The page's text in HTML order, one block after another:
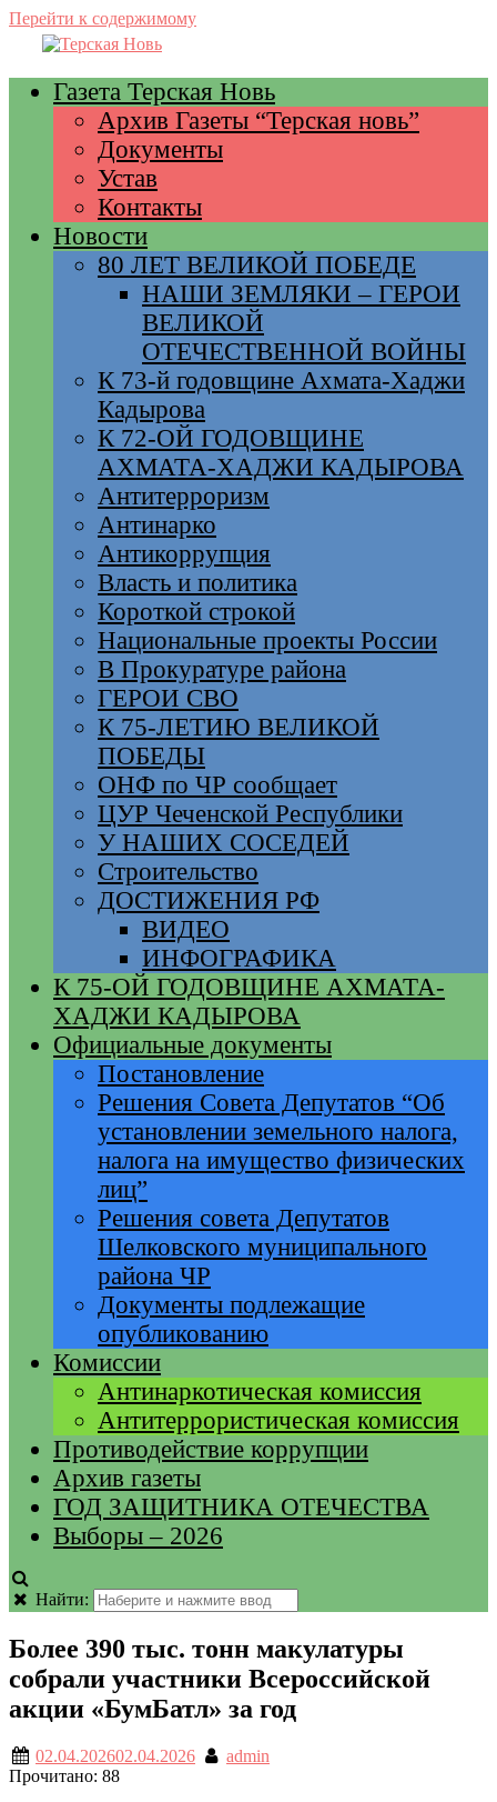
Перейти к содержимому
Газета Терская Новь
Архив Газеты “Терская новь”
Документы
Устав
Контакты
Новости
80 ЛЕТ ВЕЛИКОЙ ПОБЕДЕ
НАШИ ЗЕМЛЯКИ – ГЕРОИ
ВЕЛИКОЙ
ОТЕЧЕСТВЕННОЙ ВОЙНЫ
К 73-й годовщине Ахмата-Хаджи
Кадырова
К 72-ОЙ ГОДОВЩИНЕ
АХМАТА-ХАДЖИ КАДЫРОВА
Антитерроризм
Антинарко
Антикоррупция
Власть и политика
Короткой строкой
Национальные проекты России
В Прокуратуре района
ГЕРОИ СВО
К 75-ЛЕТИЮ ВЕЛИКОЙ
ПОБЕДЫ
ОНФ по ЧР сообщает
ЦУР Чеченской Республики
У НАШИХ СОСЕДЕЙ
Строительство
ДОСТИЖЕНИЯ РФ
ВИДЕО
ИНФОГРАФИКА
К 75-ОЙ ГОДОВЩИНЕ АХМАТА-
ХАДЖИ КАДЫРОВА
Официальные документы
Постановление
Решения Совета Депутатов “Об
установлении земельного налога,
налога на имущество физических
лиц”
Решения совета Депутатов
Шелковского муниципального
района ЧР
Документы подлежащие
опубликованию
Комиссии
Антинаркотическая комиссия
Антитеррористическая комиссия
Противодействие коррупции
Архив газеты
ГОД ЗАЩИТНИКА ОТЕЧЕСТВА
Выборы – 2026
Найти:
Более 390 тыс. тонн макулатуры
собрали участники Всероссийской
акции «БумБатл» за год
02.04.202602.04.2026
admin
Прочитано: 88